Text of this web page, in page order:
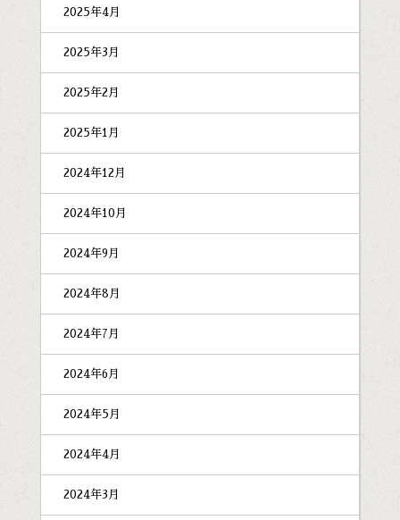
2025年4月
2025年3月
2025年2月
2025年1月
2024年12月
2024年10月
2024年9月
2024年8月
2024年7月
2024年6月
2024年5月
2024年4月
2024年3月